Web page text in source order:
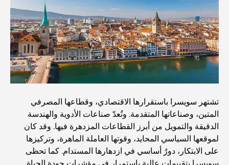
أفضل المدارس في دبي مارينا: دليل مناسب للعائلات
مطاعم في دبي هيلز: أفضل أماكن تناول الطعام في مركز متنامٍ
المجتمعات السكنية المطلة على الواجهة البحرية في دبي: حياة
فاخرة على شاطئ البحر
أفضل البنوك في دبي للمقيمين الأجانب: دليل مصرفي شامل
تشتهر سويسرا باستقرارها الاقتصادي، وقطاعها المصرفي
المتين، وصناعاتها المتقدمة. وتُعدّ صناعات الأدوية والهندسة
الدقيقة والتمويل من أبرز القطاعات المزدهرة فيها. وقد كان
لموقعها السياسي المحايد، وقوتها العاملة الماهرة، وتركيزها
على الابتكار، دورٌ أساسي في ازدهارها المستدام. كما تحظى